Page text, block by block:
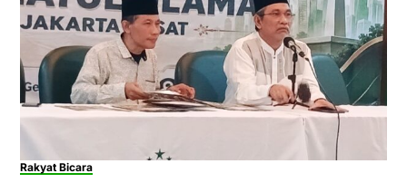
Rakyat Bicara